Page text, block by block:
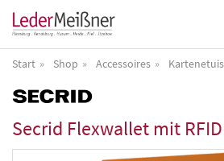
Start Shop Accessoires
Secrid Flexwallet mit